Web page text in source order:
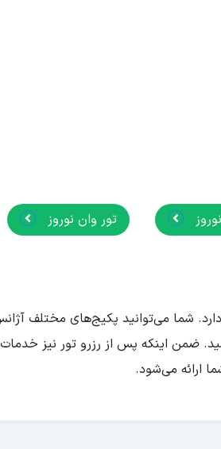
تور وان نوروز
شما می‌توانید پکیج‌های مختلف
ضمن اینکه پس از رزرو تور نیز
ارائه می‌شود.